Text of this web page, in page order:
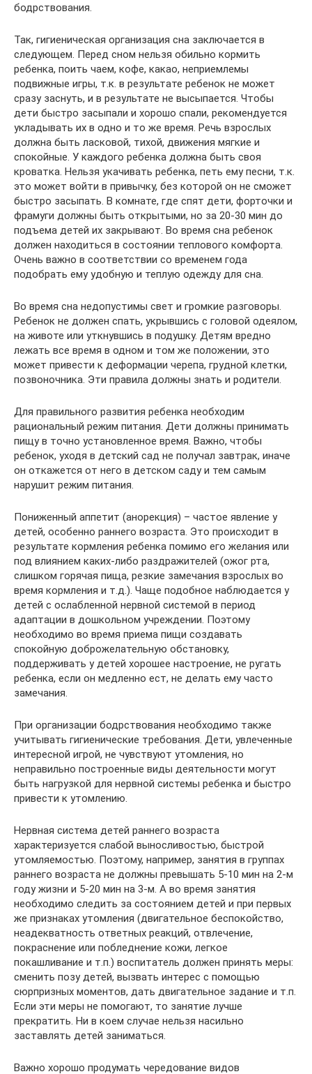
бодрствования.
Так, гигиеническая организация сна заключается в
следующем. Перед сном нельзя обильно кормить
ребенка, поить чаем, кофе, какао, неприемлемы
подвижные игры, т.к. в результате ребенок не может
сразу заснуть, и в результате не высыпается. Чтобы
дети быстро засыпали и хорошо спали, рекомендуется
укладывать их в одно и то же время. Речь взрослых
должна быть ласковой, тихой, движения мягкие и
спокойные. У каждого ребенка должна быть своя
кроватка. Нельзя укачивать ребенка, петь ему песни, т.к.
это может войти в привычку, без которой он не сможет
быстро засыпать. В комнате, где спят дети, форточки и
фрамуги должны быть открытыми, но за 20-30 мин до
подъема детей их закрывают. Во время сна ребенок
должен находиться в состоянии теплового комфорта.
Очень важно в соответствии со временем года
подобрать ему удобную и теплую одежду для сна.
Во время сна недопустимы свет и громкие разговоры.
Ребенок не должен спать, укрывшись с головой одеялом,
на животе или уткнувшись в подушку. Детям вредно
лежать все время в одном и том же положении, это
может привести к деформации черепа, грудной клетки,
позвоночника. Эти правила должны знать и родители.
Для правильного развития ребенка необходим
рациональный режим питания. Дети должны принимать
пищу в точно установленное время. Важно, чтобы
ребенок, уходя в детский сад не получал завтрак, иначе
он откажется от него в детском саду и тем самым
нарушит режим питания.
Пониженный аппетит (анорекция) – частое явление у
детей, особенно раннего возраста. Это происходит в
результате кормления ребенка помимо его желания или
под влиянием каких-либо раздражителей (ожог рта,
слишком горячая пища, резкие замечания взрослых во
время кормления и т.д.). Чаще подобное наблюдается у
детей с ослабленной нервной системой в период
адаптации в дошкольном учреждении. Поэтому
необходимо во время приема пищи создавать
спокойную доброжелательную обстановку,
поддерживать у детей хорошее настроение, не ругать
ребенка, если он медленно ест, не делать ему часто
замечания.
При организации бодрствования необходимо также
учитывать гигиенические требования. Дети, увлеченные
интересной игрой, не чувствуют утомления, но
неправильно построенные виды деятельности могут
быть нагрузкой для нервной системы ребенка и быстро
привести к утомлению.
Нервная система детей раннего возраста
характеризуется слабой выносливостью, быстрой
утомляемостью. Поэтому, например, занятия в группах
раннего возраста не должны превышать 5-10 мин на 2-м
году жизни и 5-20 мин на 3-м. А во время занятия
необходимо следить за состоянием детей и при первых
же признаках утомления (двигательное беспокойство,
неадекватность ответных реакций, отвлечение,
покраснение или побледнение кожи, легкое
покашливание и т.п.) воспитатель должен принять меры:
сменить позу детей, вызвать интерес с помощью
сюрпризных моментов, дать двигательное задание и т.п.
Если эти меры не помогают, то занятие лучше
прекратить. Ни в коем случае нельзя насильно
заставлять детей заниматься.
Важно хорошо продумать чередование видов